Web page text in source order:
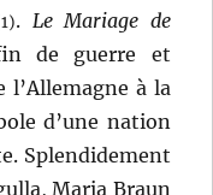
. Le Mariage de
de guerre et
l’Allemagne à la
d’une nation
Splendidement
Maria Braun